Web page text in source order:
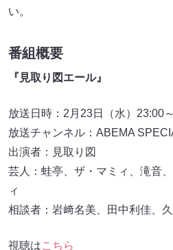
い。
番組概要
『見取り図エール』
放送日時：2月23日（水）23:00
放送チャンネル：ABEMA
出演者：見取り図
芸人：蛙亭、ザ・マミィ、滝音
ィ
相談者：岩﨑名美、田中利佳、
視聴はこちら